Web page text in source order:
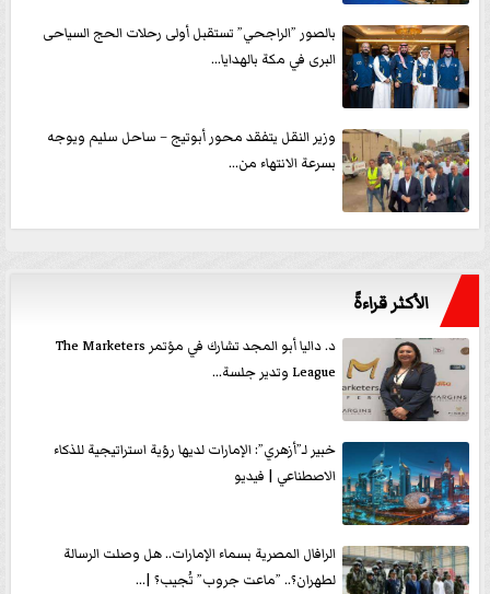
بالصور ”الراجحي” تستقبل أولى رحلات الحج السياحى
البرى في مكة بالهدايا...
وزير النقل يتفقد محور أبوتيج – ساحل سليم ويوجه
بسرعة الانتهاء من...
الأكثر قراءةً
د. داليا أبو المجد تشارك في مؤتمر The Marketers
League وتدير جلسة...
خبير لـ”أزهري”: الإمارات لديها رؤية استراتيجية للذكاء
الاصطناعي | فيديو
الرافال المصرية بسماء الإمارات.. هل وصلت الرسالة
لطهران؟.. ”ماعت جروب” تُجيب؟ |...